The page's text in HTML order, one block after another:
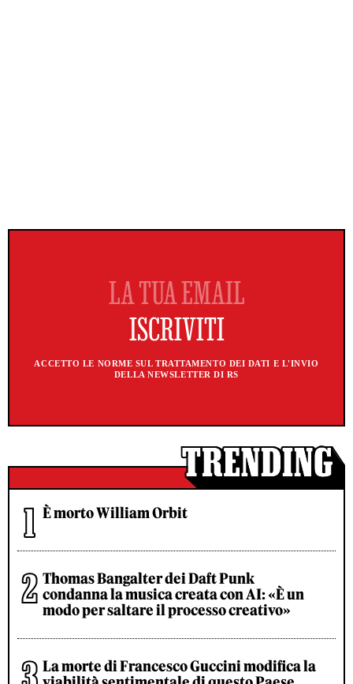
ACCETTO LE NORME SUL TRATTAMENTO DEI DATI E L'INVIO
DELLA NEWSLETTER DI RS
È morto William Orbit
Thomas Bangalter dei Daft Punk
condanna la musica creata con AI: «È un
modo per saltare il processo creativo»
La morte di Francesco Guccini modifica la